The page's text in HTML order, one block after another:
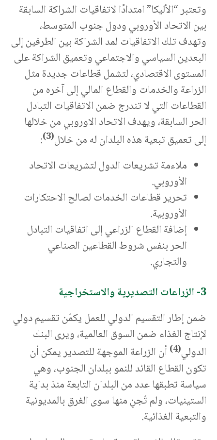
وتعتبر “الأليكا” امتدادًا لاتفاقيات الشراكة السابقة
بين الاتحاد الأوروبي ودول جنوب المتوسط،
وتهدف تلك الاتفاقيات لمد الشراكة بين الطرفين إلى
البعدين السياسي والاجتماعي وتعميق الشراكة على
المستوى الاقتصادي، لتشمل قطاعات جديدة مثل
الزراعة والخدمات والقطاع المالي إلى آخره من
القطاعات التي لا تندرج ضمن الاتفاقيات التبادل
الحر السابقة، ويهدف الاتحاد الاوروبي من خلالها
إلى تعميق تبعية هذه البلدان له من خلال(3)
:
ملاءمة تشريعات الدول لتشريعات الاتحاد
الأوروبي.
تحرير قطاعات الخدمات لصالح الاحتكارات
الأوروبية.
إضافة القطاع الزراعي إلى اتفاقيات التبادل
الحر بنفس شروط القطاعين الصناعي
والتجاري.
3- الزراعات التصديرية والاستخراجية
ضمن إطار التقسيم الدولي للعمل يكمُن تقسيم دولي
لإنتاج الغذاء ضمن السوق العالمية، ويرى البنك
الدولي(4)
أن الزراعة الموجهة للتصدير يمكن أن
تكون القطاع القائد للنمو ببلدان الجنوب، وهي
سياسة تطبقها عدد من البلدان التابعة منذ بداية
الستينيات، ولم تُجنِ منها سوى الغرق بالمديونية
والتبعية الغذائية.